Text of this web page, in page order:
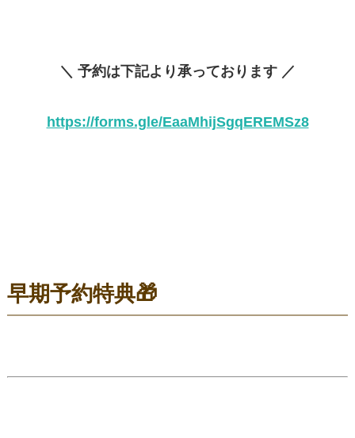
＼ 予約は下記より承っております ／
https://forms.gle/EaaMhijSgqEREMSz8
早期予約特典🎁